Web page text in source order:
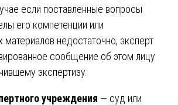
если поставленные вопросы
его компетенции или
материалов недостаточно, эксперт
сообщение об этом лицу
экспертизу.
учреждения — суд или